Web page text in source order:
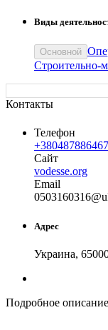
Виды
Основной
Строительно-
Контакты
Телефон
+380487886467
Сайт
vodesse.org
Email
0503160316@
Адрес
Украина,
Подробное описание